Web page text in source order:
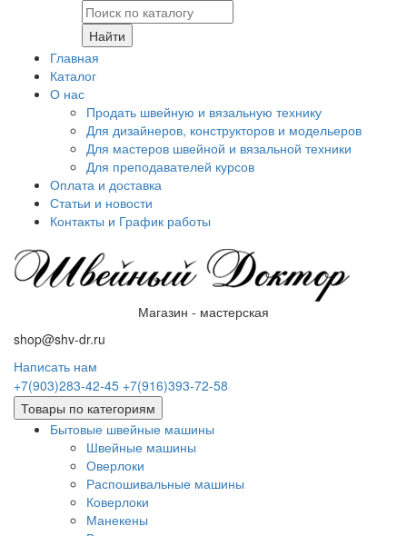
Найти
Главная
Каталог
О нас
Продать швейную и вязальную технику
Для дизайнеров, конструкторов и модельеров
Для мастеров швейной и вязальной техники
Для преподавателей курсов
Оплата и доставка
Статьи и новости
Контакты и График работы
Магазин - мастерская
shop@shv-dr.ru
Написать нам
+7(903)283-42-45 +7(916)393-72-58
Товары по категориям
Бытовые швейные машины
Швейные машины
Оверлоки
Распошивальные машины
Коверлоки
Манекены